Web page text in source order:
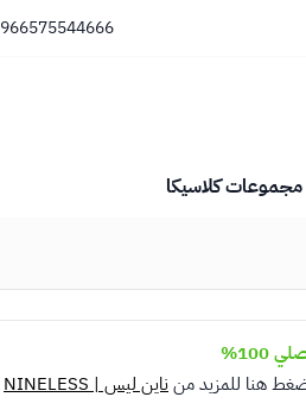
966575544666
مجموعات كلاسيكا
100%
هنا للمزيد من ناين ليس | NINELESS